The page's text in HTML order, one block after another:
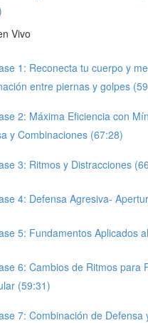
Vivo
1: Reconecta tu cuerpo y
entre piernas y golpes
2: Máxima Eficiencia con
y Combinaciones (67:28)
3: Ritmos y Distracciones
4: Defensa Agresiva-
5: Fundamentos Aplicados
6: Cambios de Ritmos para
(59:31)
7: Combinación de Defensa